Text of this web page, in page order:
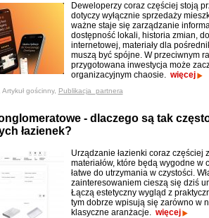
Deweloperzy coraz częściej stoją
dotyczy wyłącznie sprzedaży
ważne staje się zarządzanie
dostępność lokali, historia zmian,
internetowej, materiały dla
muszą być spójne. W przeciwnym
przygotowana inwestycja może
organizacyjnym chaosie. więcej
gościnny, Publikacja_partnera
- dlaczego są tak
łazienek?
Urządzanie łazienki coraz częściej
materiałów, które będą wygodne w
łatwe do utrzymania w czystości.
zainteresowaniem cieszą się dziś
Łączą estetyczny wygląd z
tym dobrze wpisują się zarówno w
klasyczne aranżacje. więcej